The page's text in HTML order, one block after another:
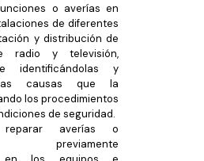
o averías en
de diferentes
y distribución de
radio y televisión,
identificándolas y
las causas que la
los procedimientos
de seguridad.
averías o
previamente